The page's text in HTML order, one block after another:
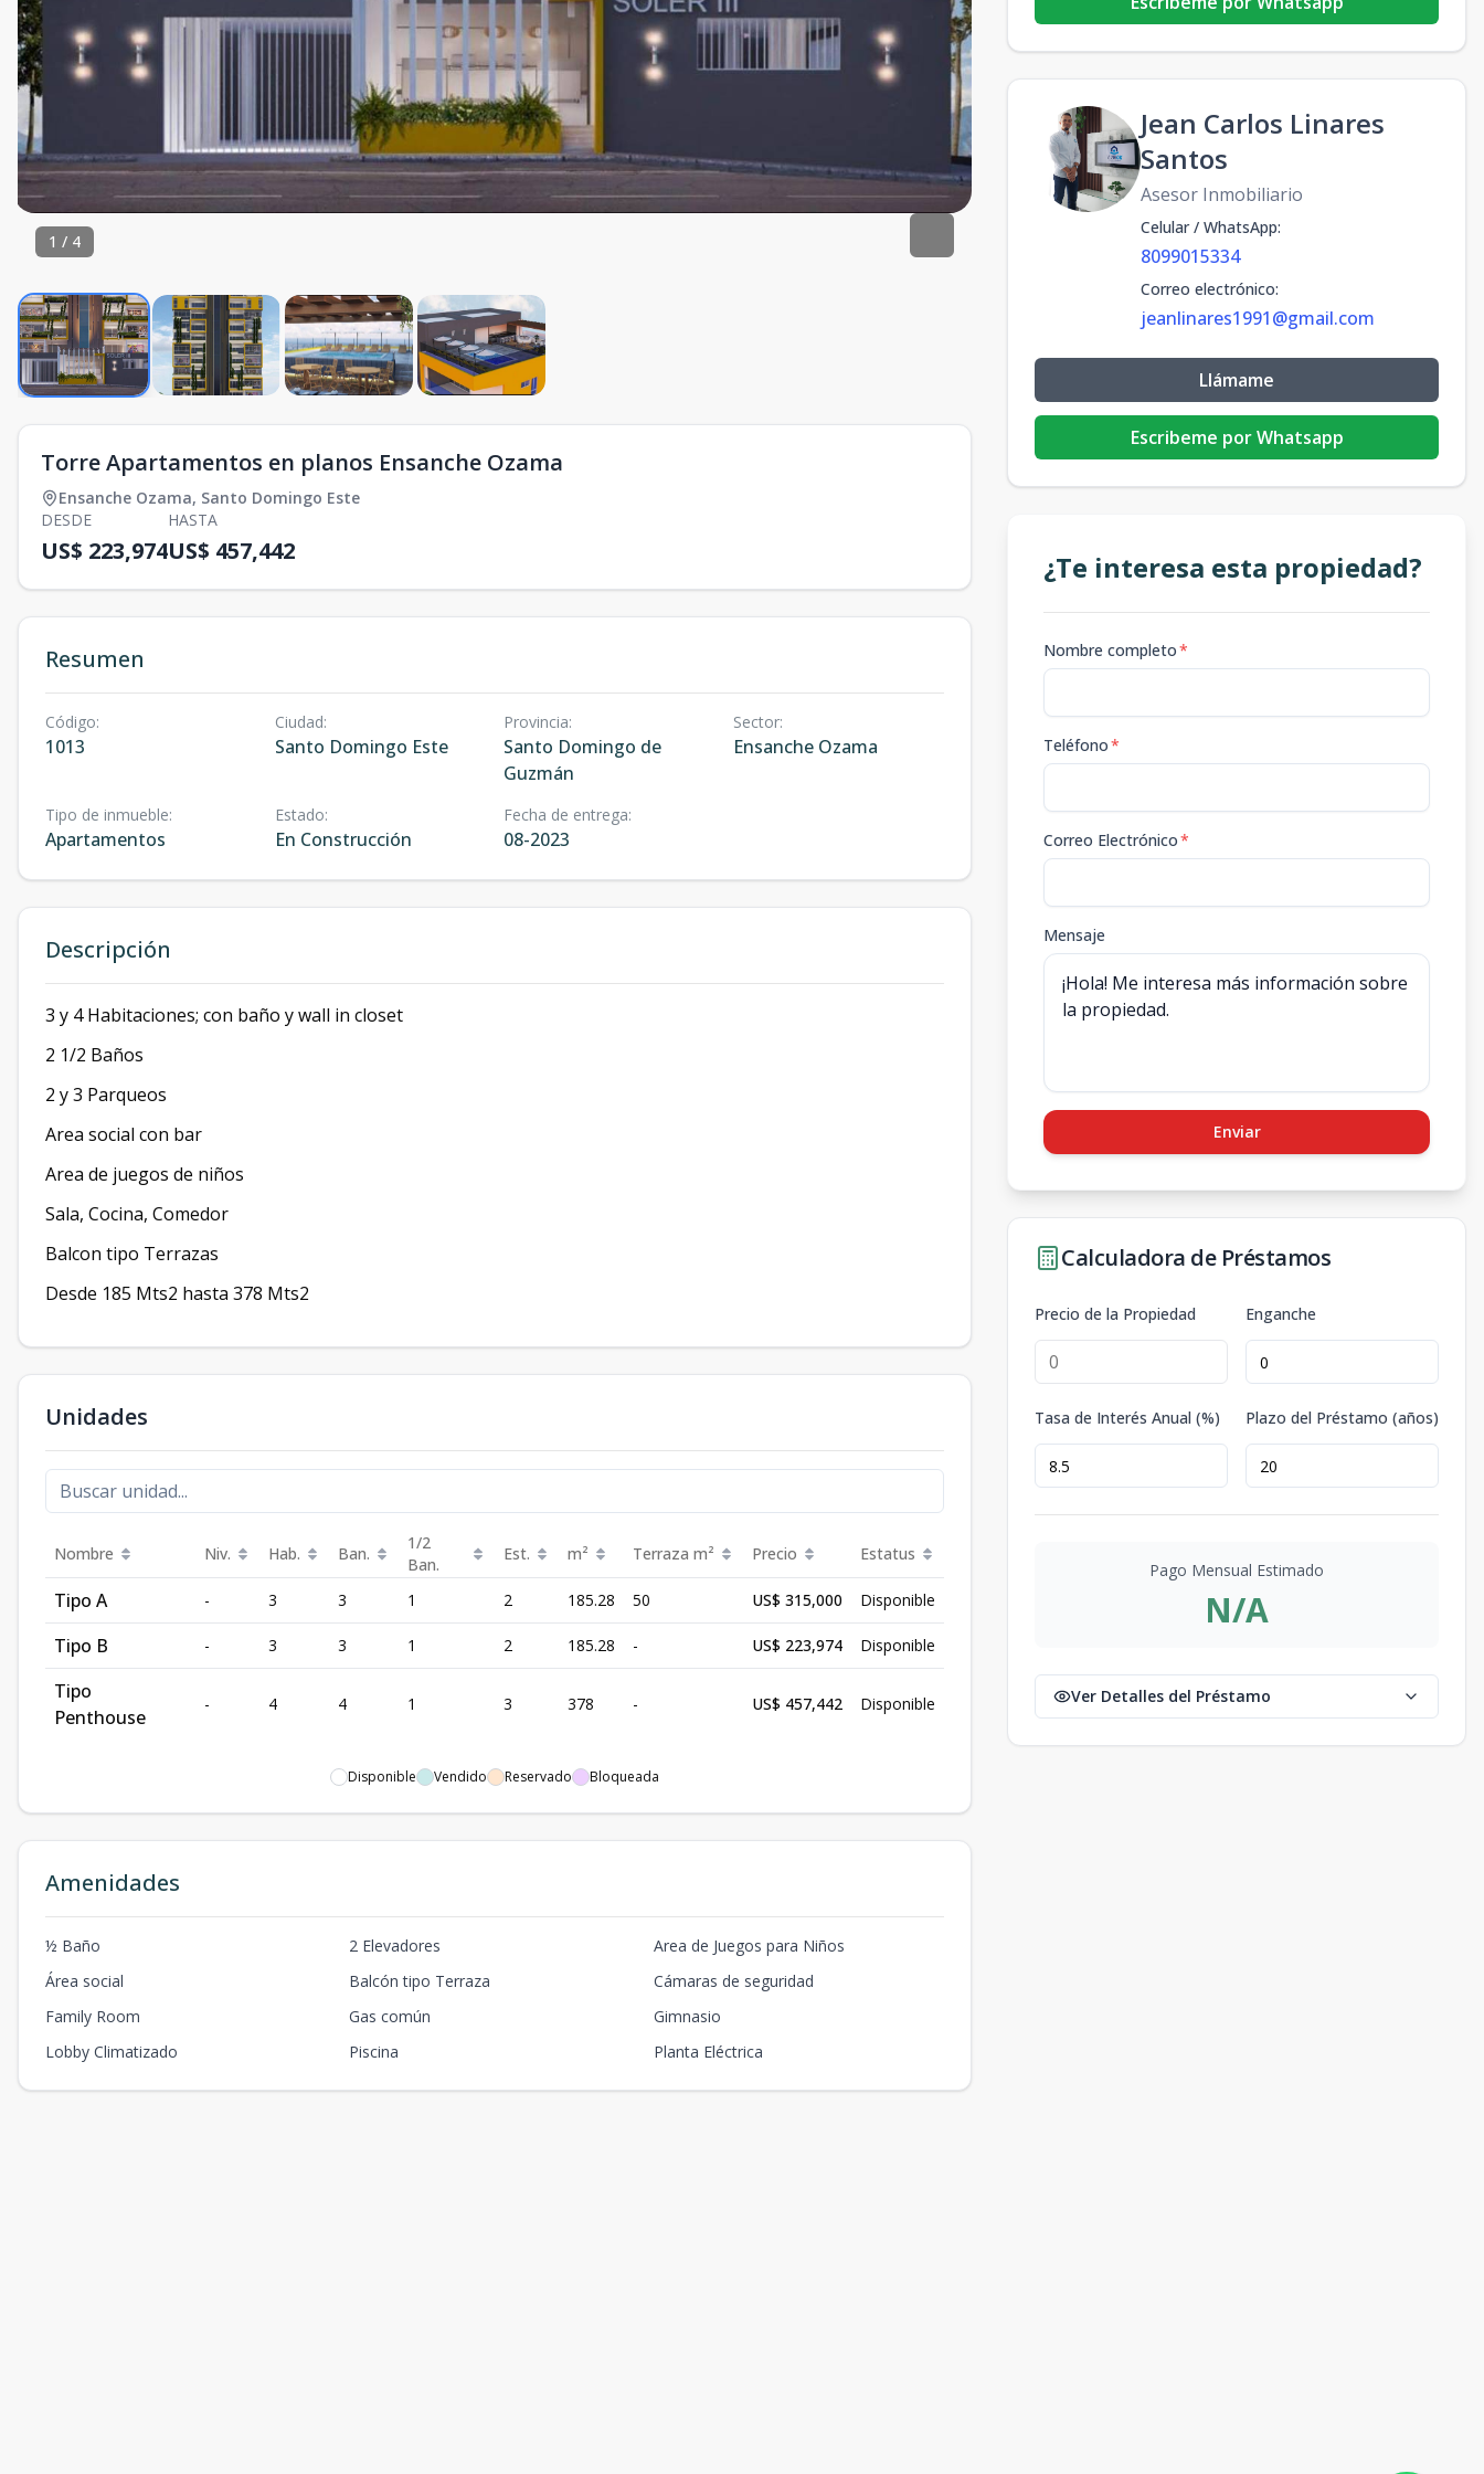
1 / 4
Torre Apartamentos en planos Ensanche Ozama
Ensanche Ozama, Santo Domingo Este
DESDE
US$ 223,974
HASTA
US$ 457,442
Resumen
Código:
1013
Ciudad:
Santo Domingo Este
Provincia:
Santo Domingo de
Guzmán
Sector:
Ensanche Ozama
Tipo de inmueble:
Apartamentos
Estado:
En Construcción
Fecha de entrega:
08-2023
Descripción
3 y 4 Habitaciones; con baño y wall in closet
2 1/2 Baños
2 y 3 Parqueos
Area social con bar
Area de juegos de niños
Sala, Cocina, Comedor
Balcon tipo Terrazas
Desde 185 Mts2 hasta 378 Mts2
Unidades
Nombre Niv. Hab. Ban.
1/2
Ban.
Est. m² Terraza m² Precio Estatus
Tipo A - 3 3 1 2 185.28 50 US$ 315,000 Disponible
Tipo B - 3 3 1 2 185.28 - US$ 223,974 Disponible
Tipo
Penthouse
- 4 4 1 3 378 - US$ 457,442 Disponible
Disponible Vendido Reservado Bloqueada
Amenidades
½ Baño 2 Elevadores
Area de Juegos para Niños
Área social
Balcón tipo Terraza
Cámaras de seguridad
Family Room
Gas común
Gimnasio
Lobby Climatizado
Piscina Planta Eléctrica
Jean Carlos Linares
Santos
Asesor Inmobiliario
Celular / WhatsApp:
8099015334
Correo electrónico:
jeanlinares1991@gmail.com
Llámame
Escribeme por Whatsapp
¿Te interesa esta propiedad?
Nombre completo*
Teléfono*
Correo Electrónico*
Mensaje
Enviar
Calculadora de Préstamos
Precio de la Propiedad Enganche
Tasa de Interés Anual (%) Plazo del Préstamo (años)
Pago Mensual Estimado
N/A
Ver Detalles del Préstamo